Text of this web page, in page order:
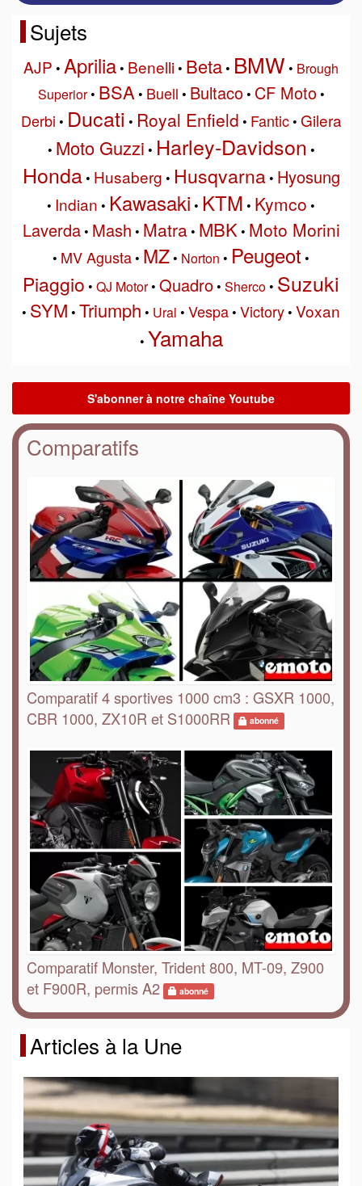
Sujets
AJP • Aprilia• Benelli• Beta• BMW • Brough
Superior• BSA• Buell • Bultaco• CF Moto•
Derbi • Ducati • Royal Enfield • Fantic• Gilera
• Moto Guzzi • Harley-Davidson •
Honda• Husaberg • Husqvarna• Hyosung
• Indian • Kawasaki • KTM • Kymco •
Laverda• Mash • Matra• MBK• Moto Morini
• MV Agusta• MZ• Norton • Peugeot •
Piaggio • QJ Motor• Quadro• Sherco• Suzuki
• SYM • Triumph • Ural • Vespa• Victory• Voxan
• Yamaha
Comparatifs
Comparatif 4 sportives 1000 cm3 : GSXR 1000,
CBR 1000, ZX10R et S1000RR
abonné
Comparatif Monster, Trident 800, MT-09, Z900
et F900R, permis A2
abonné
Articles à la Une